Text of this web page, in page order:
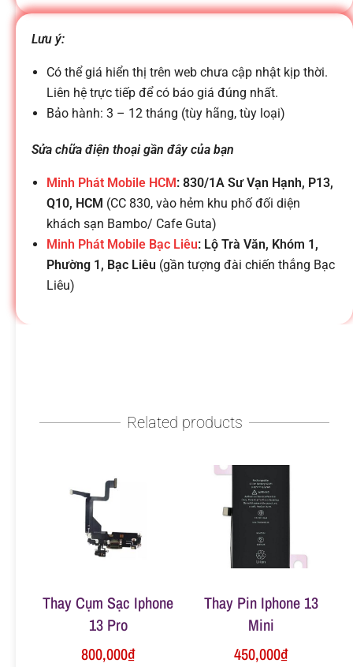
ệ
n
t
h
o
ạ
i
g
Lưu ý:
Có thể giá hiển thị trên web chưa cập nhật kịp thời.
Liên hệ trực tiếp để có báo giá đúng nhất.
Bảo hành: 3 – 12 tháng (tùy hãng, tùy loại)
Sửa chữa điện thoại gần đây của bạn
Minh Phát Mobile HCM: 830/1A Sư Vạn Hạnh, P13,
Q10, HCM (CC 830, vào hẻm khu phố đối diện
khách sạn Bambo/ Cafe Guta)
Minh Phát Mobile Bạc Liêu: Lộ Trà Văn, Khóm 1,
Phường 1, Bạc Liêu (gần tượng đài chiến thắng Bạc
Liêu)
Related products
Thay Cụm Sạc Iphone
13 Pro
800,000₫
Thay Pin Iphone 13
Mini
450,000₫